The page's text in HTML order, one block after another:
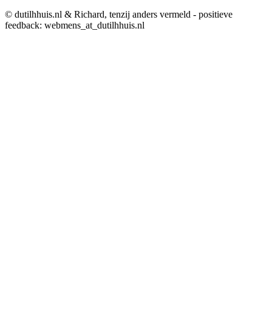
© dutilhhuis.nl & Richard, tenzij anders vermeld - positieve
feedback: webmens_at_dutilhhuis.nl